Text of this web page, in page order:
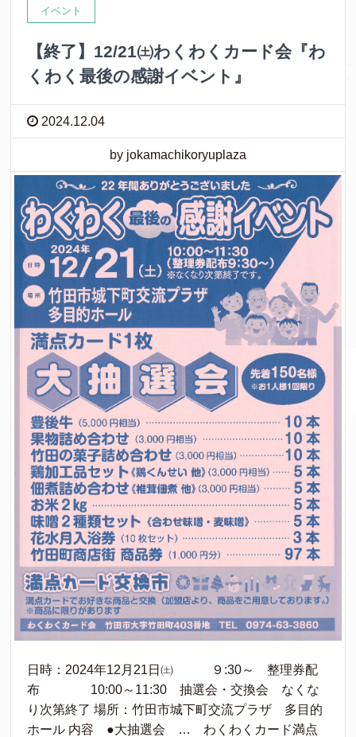
イベント
【終了】12/21㈯わくわくカード会『わ
くわく最後の感謝イベント』
2024.12.04
by jokamachikoryuplaza
日時：2024年12月21日㈯ ９:30～ 整理券配
布 10:00～11:30 抽選会・交換会 なくな
り次第終了 場所：竹田市城下町交流プラザ 多目的
ホール 内容 ●大抽選会 … わくわくカード満点